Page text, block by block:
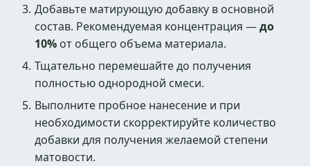
Добавьте матирующую добавку в основной
состав. Рекомендуемая концентрация —до
10% от общего объема материала.
Тщательно перемешайте до получения
полностью однородной смеси.
Выполните пробное нанесение и при
необходимости скорректируйте количество
добавки для получения желаемой степени
матовости.